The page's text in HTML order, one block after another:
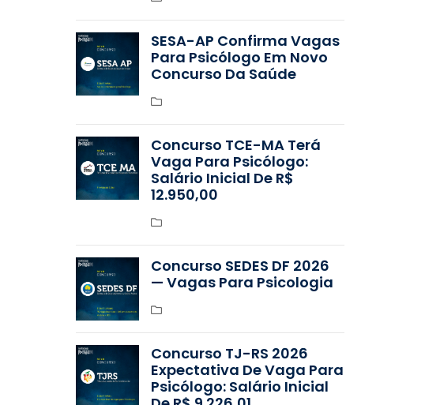
SESA-AP Confirma Vagas
Para Psicólogo Em Novo
Concurso Da Saúde
Concurso TCE-MA Terá
Vaga Para Psicólogo:
Salário Inicial De R$
12.950,00
Concurso SEDES DF 2026
— Vagas Para Psicologia
Concurso TJ-RS 2026
Expectativa De Vaga Para
Psicólogo: Salário Inicial